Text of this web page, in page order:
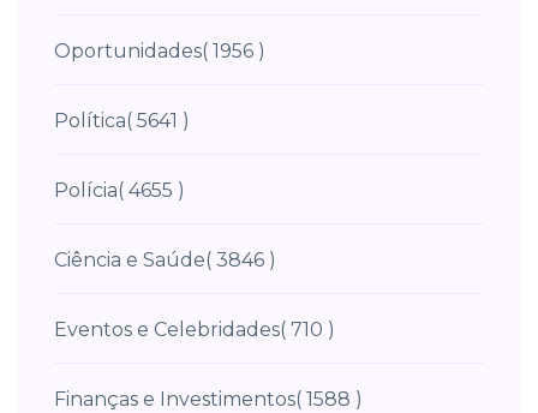
Oportunidades( 1956 )
Política( 5641 )
Polícia( 4655 )
Ciência e Saúde( 3846 )
Eventos e Celebridades( 710 )
Finanças e Investimentos( 1588 )